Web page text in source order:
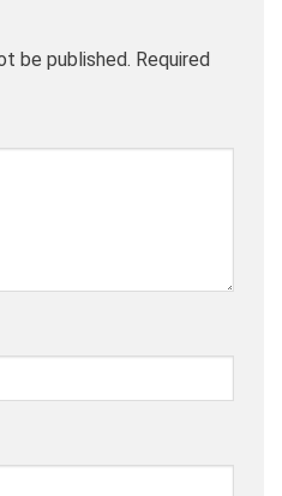
be published. Required